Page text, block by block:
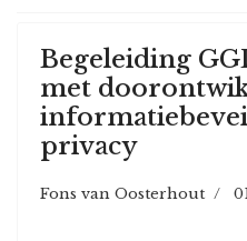
Begeleiding
met
privacy
Fons van Oosterhout